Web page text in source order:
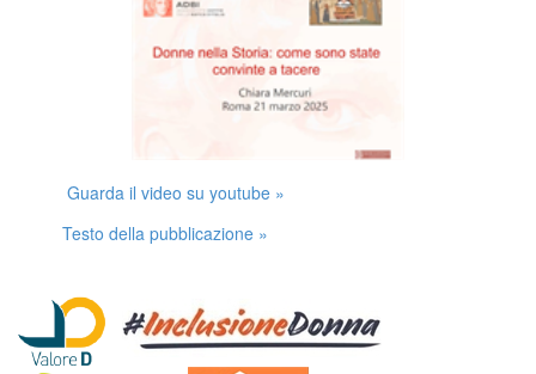
Guarda il video su youtube »
Testo della pubblicazione »